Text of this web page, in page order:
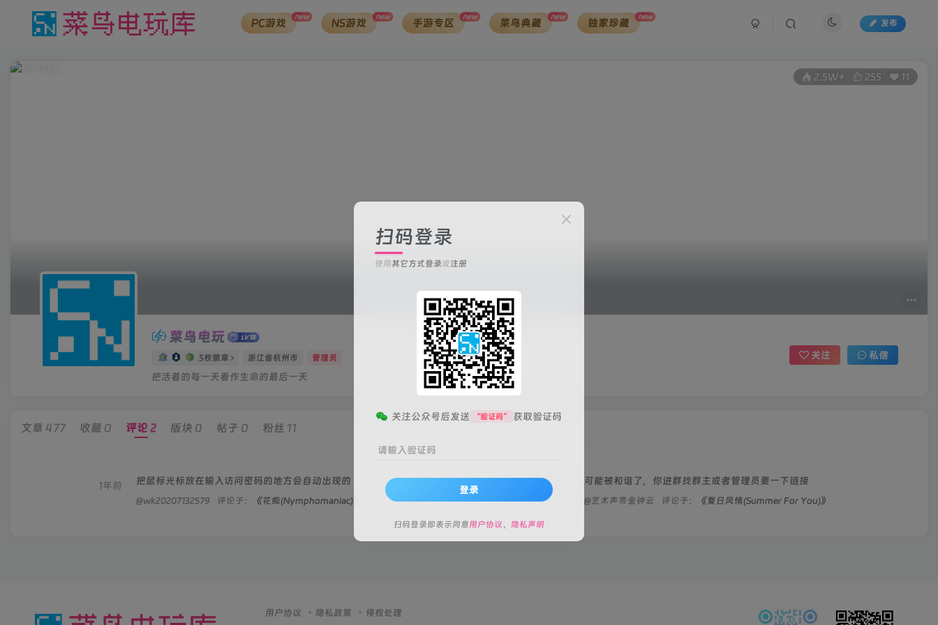
PC游戏 new NS游戏 new 手游专区 new 菜鸟典藏 new 独家珍藏 new
发布
2.5W+ 255 11
菜鸟电玩
5枚徽章 浙江省杭州市 管理员
把活着的每一天看作生命的最后一天
关注 私信
文章 477 收藏 0 评论2 版块 0 帖子 0 粉丝 11
1年前 把鼠标光标放在输入访问密码的地方会自动出现的
@wk20207132579 评论于： 《花痴(Nymphomaniac)》
1年前 可能被和谐了，你进群找群主或者管理员要一下链接
@艺术声带金钟云 评论于： 《夏日风情(Summer For You)》
用户协议 隐私政策 侵权处理
扫码登录
使用其它方式登录或注册
关注公众号后发送 “验证码” 获取验证码
请输入验证码
登录
扫码登录即表示同意用户协议、 隐私声明